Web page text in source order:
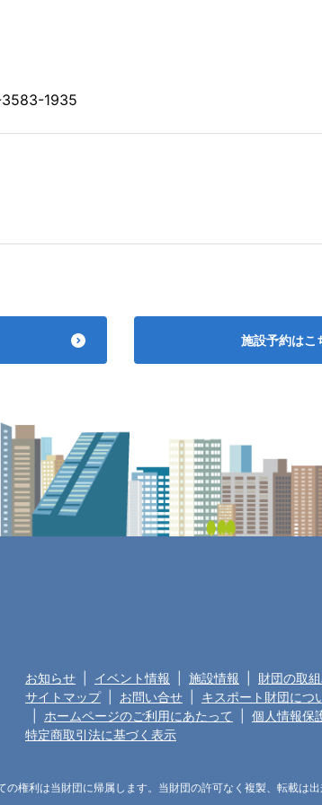
1935
施設予約はこ
お知らせ イベント情報 施設情報
財団の取
サイトマップ
お問い合せ
キスポート財団につ
ホームページのご利用にあたって
個人情報保
特定商取引法に基づく表示
権利は当財団に帰属します。当財団の許可なく複製、転載は